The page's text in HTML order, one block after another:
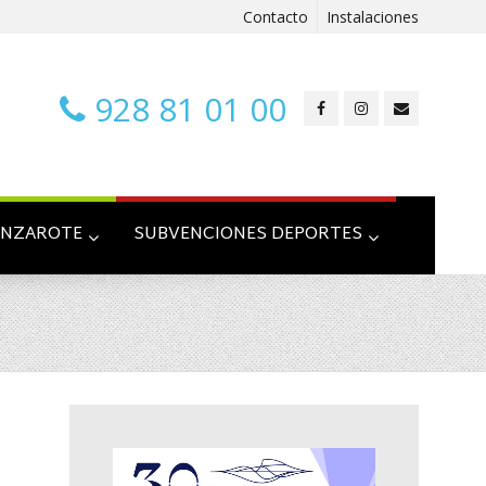
Contacto Instalaciones
928 81 01 00
SUBVENCIONES DEPORTES